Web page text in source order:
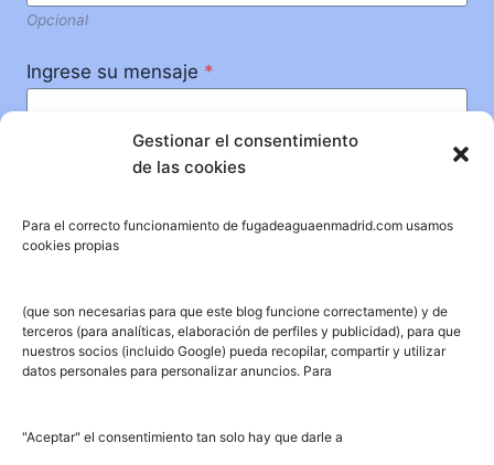
Gestionar el consentimiento
de las cookies
Para el correcto funcionamiento de fugadeaguaenmadrid.com usamos
cookies propias
(que son necesarias para que este blog funcione correctamente) y de
terceros (para analíticas, elaboración de perfiles y publicidad), para que
nuestros socios (incluido Google) pueda recopilar, compartir y utilizar
datos personales para personalizar anuncios. Para
"Aceptar" el consentimiento tan solo hay que darle a
Opcional
Ingrese su mensaje *